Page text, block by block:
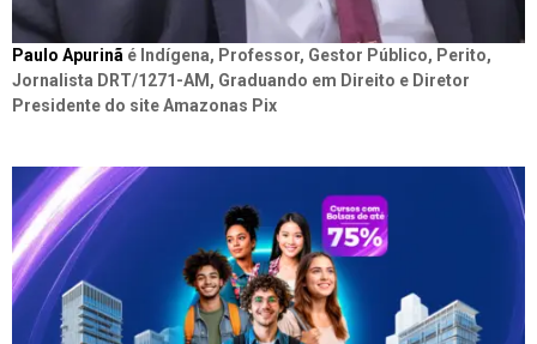
Paulo Apurinã é Indígena, Professor, Gestor Público, Perito,
Jornalista DRT/1271-AM, Graduando em Direito e Diretor
Presidente do site Amazonas Pix